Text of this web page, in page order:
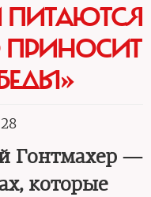
Гонтмахер —
которые